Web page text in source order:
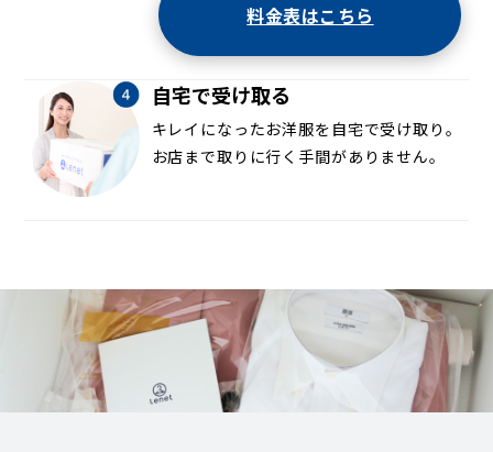
料金表はこちら
自宅で受け取る
キレイになったお洋服を自宅で受け取り。
お店まで取りに行く手間がありません。